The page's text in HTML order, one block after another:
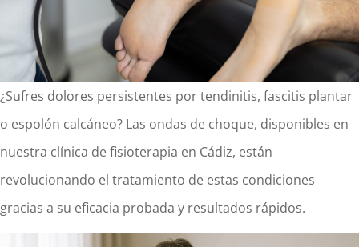
¿Sufres dolores persistentes por tendinitis, fascitis plantar
o espolón calcáneo? Las ondas de choque, disponibles en
nuestra clínica de fisioterapia en Cádiz, están
revolucionando el tratamiento de estas condiciones
gracias a su eficacia probada y resultados rápidos.